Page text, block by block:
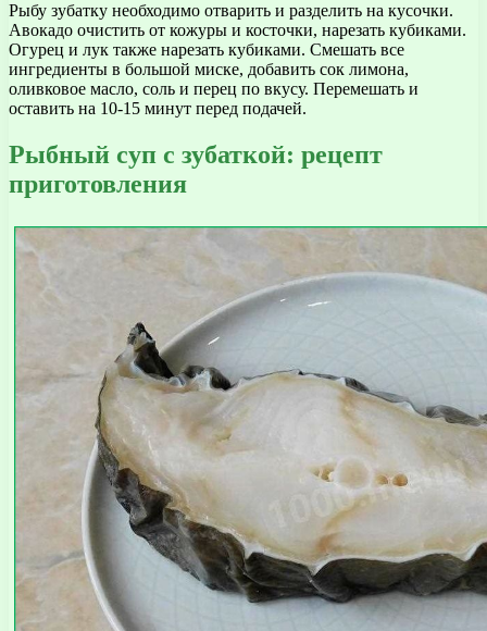
Рыбу зубатку необходимо отварить и разделить на кусочки.
Авокадо очистить от кожуры и косточки, нарезать кубиками.
Огурец и лук также нарезать кубиками. Смешать все
ингредиенты в большой миске, добавить сок лимона,
оливковое масло, соль и перец по вкусу. Перемешать и
оставить на 10-15 минут перед подачей.
Рыбный суп с зубаткой: рецепт
приготовления